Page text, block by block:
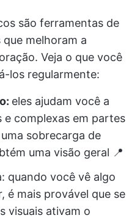
são ferramentas de
melhoram a
Veja o que você
los regularmente:
eles ajudam você a
e complexas em partes
sobrecarga de
uma visão geral 📍
quando você vê algo
é mais provável que se
visuais ativam o